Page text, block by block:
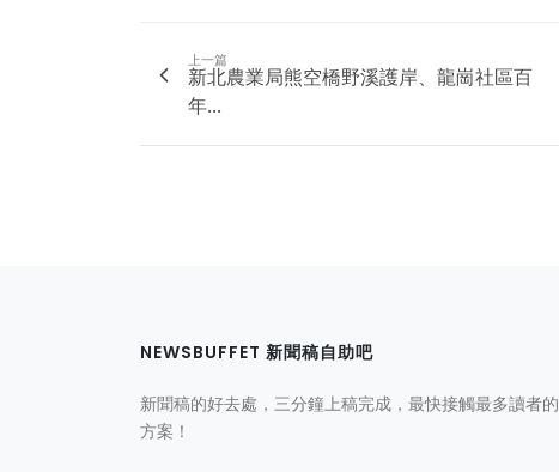
上一篇
新北農業局熊空橋野溪護岸、龍崗社區百
年...
NEWSBUFFET 新聞稿自助吧
新聞稿的好去處，三分鐘上稿完成，最快接觸最多讀者的
方案！